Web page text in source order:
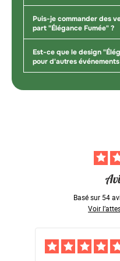
Puis-je commander des
part "Élégance Fumée" ?
Est-ce que le design
pour d'autres
Basé sur 54
Voir